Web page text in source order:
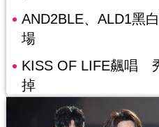
AND2BLE、ALD1黑
場
KISS OF LIFE飆唱
掉